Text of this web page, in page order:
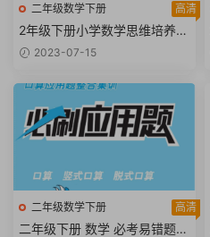
二年级数学下册 高清
2年级下册小学数学思维培养
（学而思内部版本）【167页P
2023-07-15
二年级数学下册 高清
二年级下册 数学 必考易错题